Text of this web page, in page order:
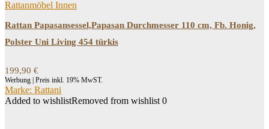
Rattanmöbel Innen
Rattan Papasansessel,Papasan Durchmesser 110 cm, Fb. Honig,
Polster Uni Living 454 türkis
199,90 €
Werbung | Preis inkl. 19% MwST.
Marke: Rattani
Added to wishlistRemoved from wishlist 0